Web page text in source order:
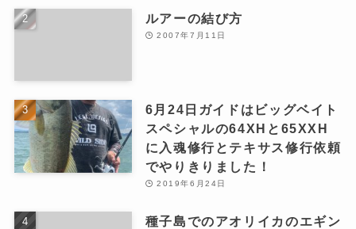
ルアーの結び方
2007年7月11日
6月24日ガイドはビッグベイト
スペシャルの64XHと65XXH
に入魂修行とテキサス修行依頼
でやりきりました！
2019年6月24日
種子島でのアオリイカのエギン